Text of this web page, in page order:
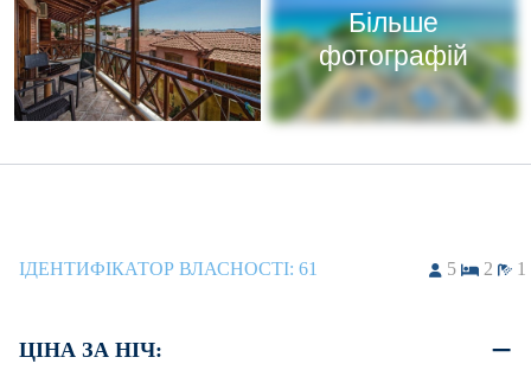
Більше
фотографій
ІДЕНТИФІКАТОР ВЛАСНОСТІ: 61 5 2 1
ЦІНА ЗА НІЧ: